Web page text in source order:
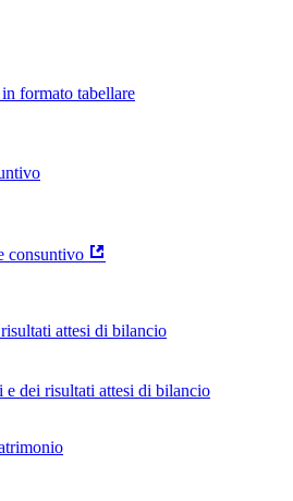
formato tabellare
consuntivo
attesi di bilancio
dei risultati attesi di bilancio